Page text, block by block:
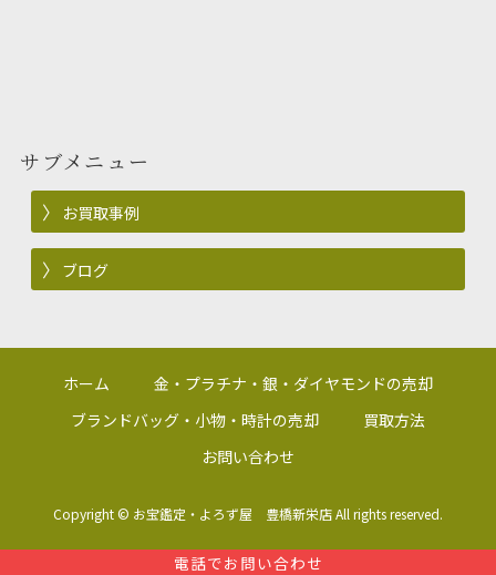
電話でお問い合わせ
サブメニュー
お買取事例
ブログ
ホーム
金・プラチナ・銀・ダイヤモンドの売却
ブランドバッグ・小物・時計の売却
買取方法
お問い合わせ
Copyright © お宝鑑定・よろず屋 豊橋新栄店All rights reserved.